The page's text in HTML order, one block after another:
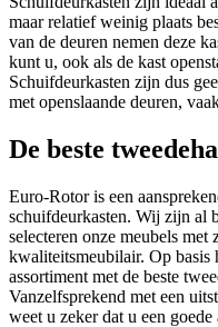
maar relatief weinig plaats
van de deuren nemen deze
kunt u, ook als de kast
Schuifdeurkasten zijn dus
met openslaande deuren,
De beste
Euro-Rotor is een
schuifdeurkasten. Wij zijn al
selecteren onze meubels
kwaliteitsmeubilair. Op basis
assortiment met de beste
Vanzelfsprekend met een
weet u zeker dat u een goede